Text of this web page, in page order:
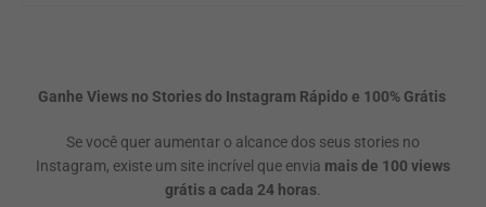
Ganhe Views no Stories do Instagram Rápido e 100% Grátis
Se você quer aumentar o alcance dos seus stories no
Instagram, existe um site incrível que envia mais de 100 views
grátis a cada 24 horas